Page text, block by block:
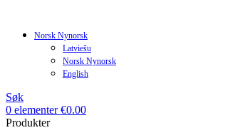
Norsk Nynorsk
Latviešu
Norsk Nynorsk
English
Søk
0 elementer €0.00
Produkter